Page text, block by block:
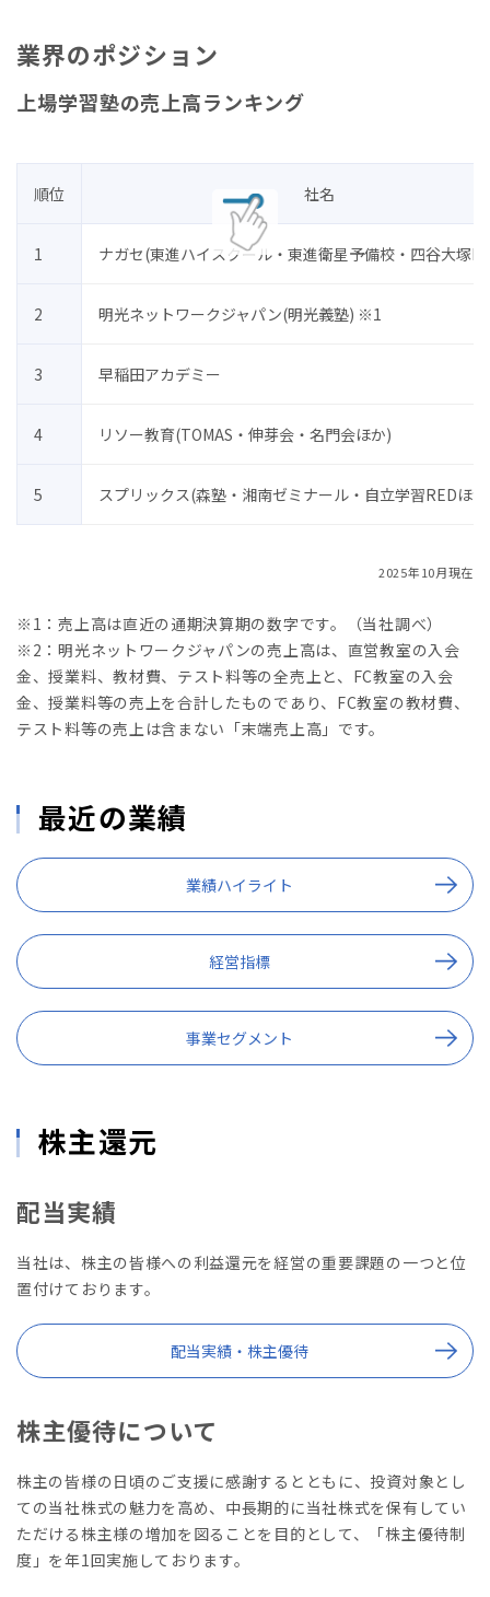
業界のポジション
上場学習塾の売上高ランキング
順位 社名
1 ナガセ(東進ハイスクール・東進衛星予備校・四谷大塚
2 明光ネットワークジャパン(明光義塾) ※1
3 早稲田アカデミー
4 リソー教育(TOMAS・伸芽会・名門会ほか)
5 スプリックス(森塾・湘南ゼミナール・自立学習REDほ
2025年10月現在
※1：売上高は直近の通期決算期の数字です。（当社調べ）
※2：明光ネットワークジャパンの売上高は、直営教室の入会
金、授業料、教材費、テスト料等の全売上と、FC教室の入会
金、授業料等の売上を合計したものであり、FC教室の教材費、
テスト料等の売上は含まない「末端売上高」です。
最近の業績
業績ハイライト
経営指標
事業セグメント
株主還元
配当実績
当社は、株主の皆様への利益還元を経営の重要課題の一つと位
置付けております。
配当実績・株主優待
株主優待について
株主の皆様の日頃のご支援に感謝するとともに、投資対象とし
ての当社株式の魅力を高め、中長期的に当社株式を保有してい
ただける株主様の増加を図ることを目的として、「株主優待制
度」を年1回実施しております。